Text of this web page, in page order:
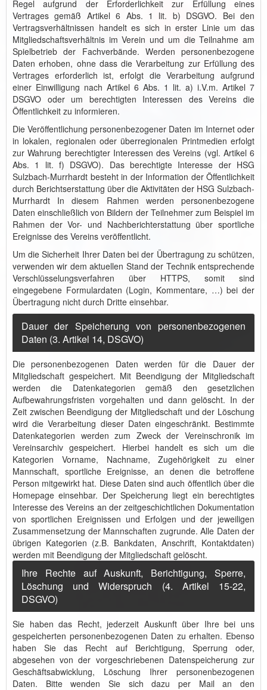
Regel aufgrund der Erforderlichkeit zur Erfüllung eines
Vertrages gemäß Artikel 6 Abs. 1 lit. b) DSGVO. Bei den
Vertragsverhältnissen handelt es sich in erster Linie um das
Mitgliedschaftsverhältnis im Verein und um die Teilnahme am
Spielbetrieb der Fachverbände. Werden personenbezogene
Daten erhoben, ohne dass die Verarbeitung zur Erfüllung des
Vertrages erforderlich ist, erfolgt die Verarbeitung aufgrund
einer Einwilligung nach Artikel 6 Abs. 1 lit. a) i.V.m. Artikel 7
DSGVO oder um berechtigten Interessen des Vereins die
Öffentlichkeit zu informieren.
Die Veröffentlichung personenbezogener Daten im Internet oder
in lokalen, regionalen oder überregionalen Printmedien erfolgt
zur Wahrung berechtigter Interessen des Vereins (vgl. Artikel 6
Abs. 1 lit. f) DSGVO). Das berechtigte Interesse der HSG
Sulzbach-Murrhardt besteht in der Information der Öffentlichkeit
durch Berichtserstattung über die Aktivitäten der HSG Sulzbach-
Murrhardt In diesem Rahmen werden personenbezogene
Daten einschließlich von Bildern der Teilnehmer zum Beispiel im
Rahmen der Vor- und Nachberichterstattung über sportliche
Ereignisse des Vereins veröffentlicht.
Um die Sicherheit Ihrer Daten bei der Übertragung zu schützen,
verwenden wir dem aktuellen Stand der Technik entsprechende
Verschlüsselungsverfahren über HTTPS, somit sind
eingegebene Formulardaten (Login, Kommentare, …) bei der
Übertragung nicht durch Dritte einsehbar.
Dauer der Speicherung von personenbezogenen
Daten (3. Artikel 14, DSGVO)
Die personenbezogenen Daten werden für die Dauer der
Mitgliedschaft gespeichert. Mit Beendigung der Mitgliedschaft
werden die Datenkategorien gemäß den gesetzlichen
Aufbewahrungsfristen vorgehalten und dann gelöscht. In der
Zeit zwischen Beendigung der Mitgliedschaft und der Löschung
wird die Verarbeitung dieser Daten eingeschränkt. Bestimmte
Datenkategorien werden zum Zweck der Vereinschronik im
Vereinsarchiv gespeichert. Hierbei handelt es sich um die
Kategorien Vorname, Nachname, Zugehörigkeit zu einer
Mannschaft, sportliche Ereignisse, an denen die betroffene
Person mitgewirkt hat. Diese Daten sind auch öffentlich über die
Homepage einsehbar. Der Speicherung liegt ein berechtigtes
Interesse des Vereins an der zeitgeschichtlichen Dokumentation
von sportlichen Ereignissen und Erfolgen und der jeweiligen
Zusammensetzung der Mannschaften zugrunde. Alle Daten der
übrigen Kategorien (z.B. Bankdaten, Anschrift, Kontaktdaten)
werden mit Beendigung der Mitgliedschaft gelöscht.
Ihre Rechte auf Auskunft, Berichtigung, Sperre,
Löschung und Widerspruch (4. Artikel 15-22,
DSGVO)
Sie haben das Recht, jederzeit Auskunft über Ihre bei uns
gespeicherten personenbezogenen Daten zu erhalten. Ebenso
haben Sie das Recht auf Berichtigung, Sperrung oder,
abgesehen von der vorgeschriebenen Datenspeicherung zur
Geschäftsabwicklung, Löschung Ihrer personenbezogenen
Daten. Bitte wenden Sie sich dazu per Mail an den